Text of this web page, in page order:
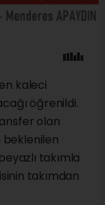
kaleci
öğrenildi.
olan
beklenilen
takımla
takımdan